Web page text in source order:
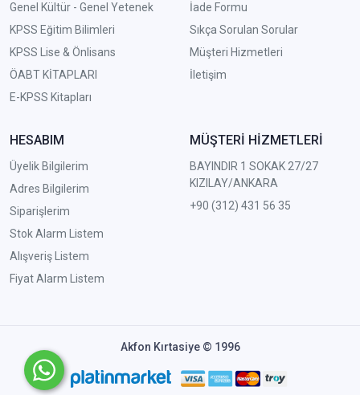
Genel Kültür - Genel Yetenek
KPSS Eğitim Bilimleri
KPSS Lise & Önlisans
ÖABT KİTAPLARI
E-KPSS Kitapları
İade Formu
Sıkça Sorulan Sorular
Müşteri Hizmetleri
İletişim
HESABIM
Üyelik Bilgilerim
Adres Bilgilerim
Siparişlerim
Stok Alarm Listem
Alışveriş Listem
Fiyat Alarm Listem
MÜŞTERİ HİZMETLERİ
BAYINDIR 1 SOKAK 27/27
KIZILAY/ANKARA
+90 (312) 431 56 35
Akfon Kırtasiye © 1996